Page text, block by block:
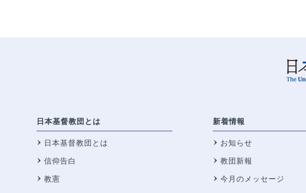
日本基督教団とは
日本基督教団とは
信仰告白
教憲
新着情報
お知らせ
教団新報
今月のメッセージ